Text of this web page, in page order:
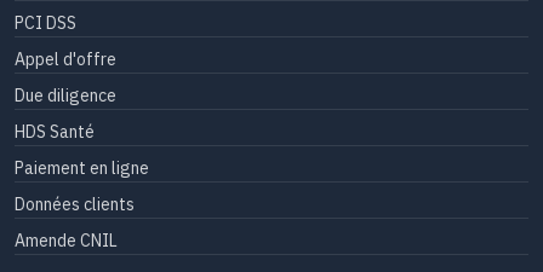
PCI DSS
Appel d'offre
Due diligence
HDS Santé
Paiement en ligne
Données clients
Amende CNIL